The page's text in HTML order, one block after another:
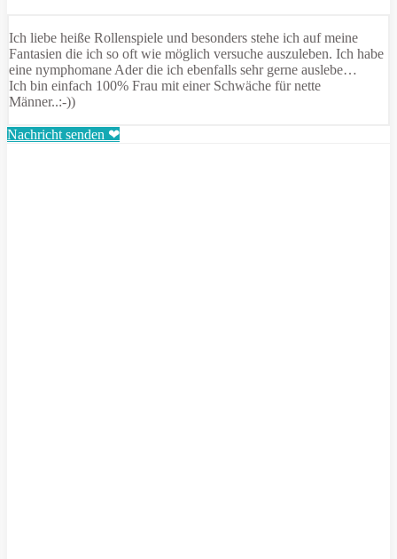
Ich liebe heiße Rollenspiele und besonders stehe ich auf meine
Fantasien die ich so oft wie möglich versuche auszuleben. Ich habe
eine nymphomane Ader die ich ebenfalls sehr gerne auslebe…
Ich bin einfach 100% Frau mit einer Schwäche für nette
Männer..:-))
Nachricht senden ❤